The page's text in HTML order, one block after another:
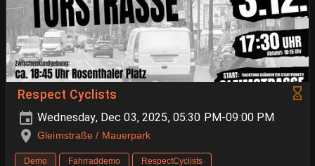
Respect Cyclists
Wednesday, Dec 03, 2025, 05:30 PM-09:00 PM
Gleimstraße / Mauerpark
Demo Fahrraddemo RespectCyclists